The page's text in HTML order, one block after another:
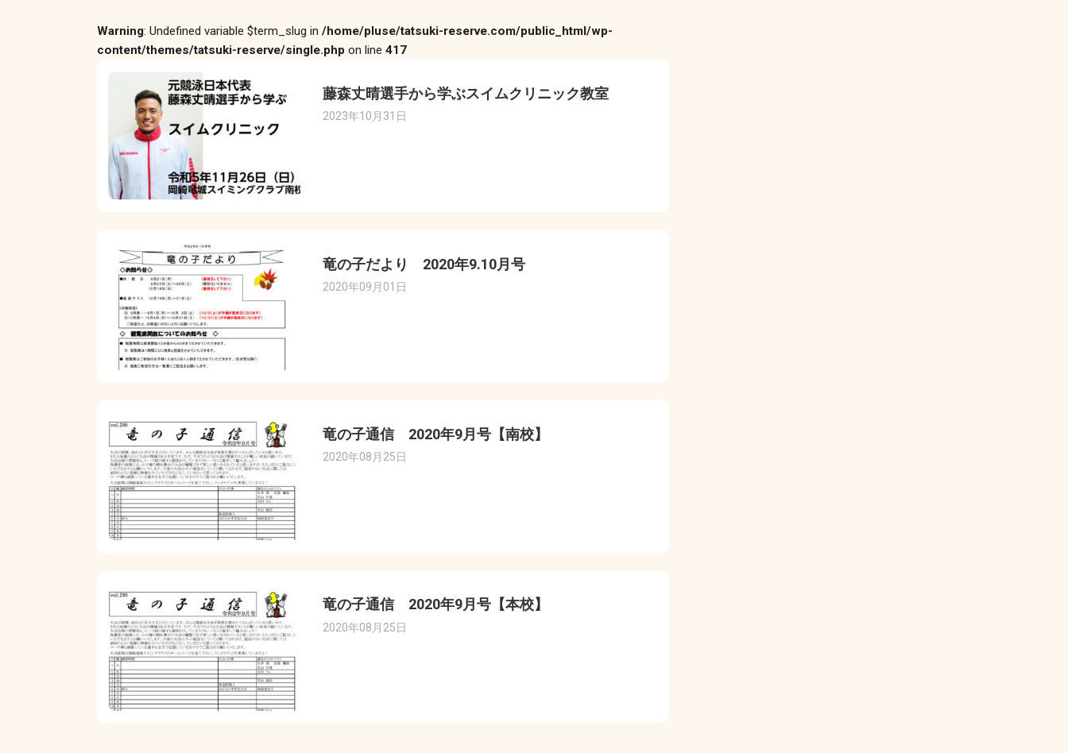
Warning: Undefined variable $term_slug in /home/pluse/tatsuki-reserve.com/public_html/wp-
content/themes/tatsuki-reserve/single.php on line 417
藤森丈晴選手から学ぶスイムクリニック教室
2023年10月31日
竜の子だより 2020年9.10月号
2020年09月01日
竜の子通信 2020年9月号【南校】
2020年08月25日
竜の子通信 2020年9月号【本校】
2020年08月25日